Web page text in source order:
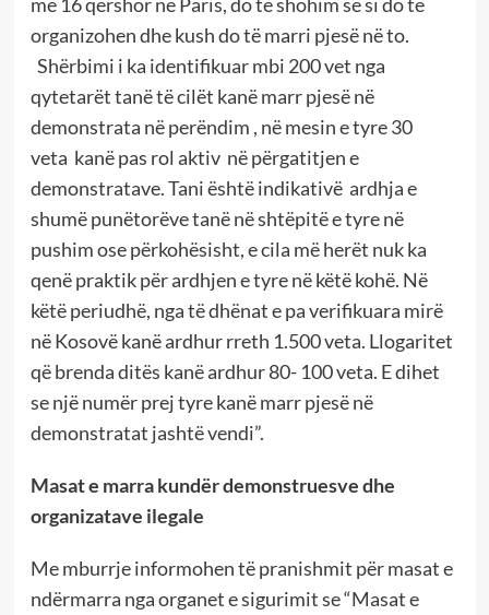
organizohen dhe kush do të marri pjesë në to.
Shërbimi i ka identifikuar mbi 200 vet nga
qytetarët tanë të cilët kanë marr pjesë në
demonstrata në perëndim , në mesin e tyre 30
veta kanë pas rol aktiv në përgatitjen e
demonstratave. Tani është indikativë ardhja e
shumë punëtorëve tanë në shtëpitë e tyre në
pushim ose përkohësisht, e cila më herët nuk ka
qenë praktik për ardhjen e tyre në këtë kohë. Në
këtë periudhë, nga të dhënat e pa verifikuara mirë
në Kosovë kanë ardhur rreth 1.500 veta. Llogaritet
që brenda ditës kanë ardhur 80- 100 veta. E dihet
se një numër prej tyre kanë marr pjesë në
demonstratat jashtë vendi”.
Masat e marra kundër demonstruesve dhe
organizatave ilegale
Me mburrje informohen të pranishmit për masat e
ndërmarra nga organet e sigurimit se “Masat e